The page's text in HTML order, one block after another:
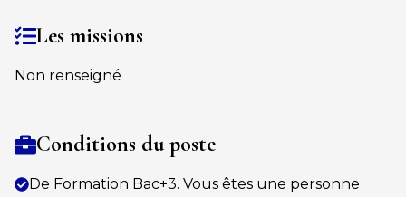
Les missions
Non renseigné
Conditions du poste
De Formation Bac+3. Vous êtes une personne